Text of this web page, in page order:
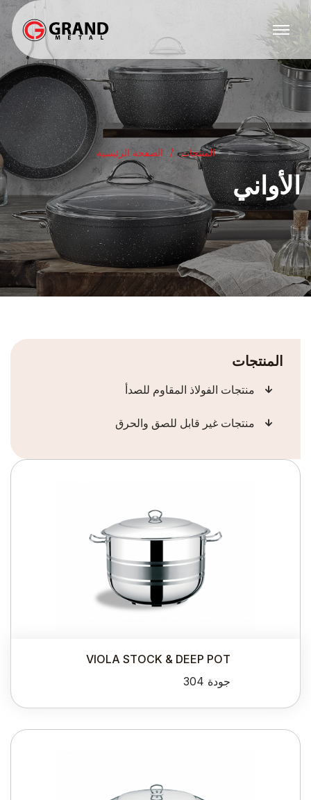
الصفحة الرئيسية المنتجات
الأواني
المنتجات
منتجات الفولاذ المقاوم للصدأ
منتجات غير قابل للصق والحرق
VIOLA STOCK & DEEP POT
جودة 304